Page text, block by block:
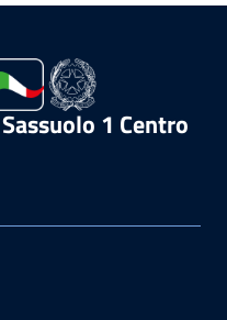
1 Centro